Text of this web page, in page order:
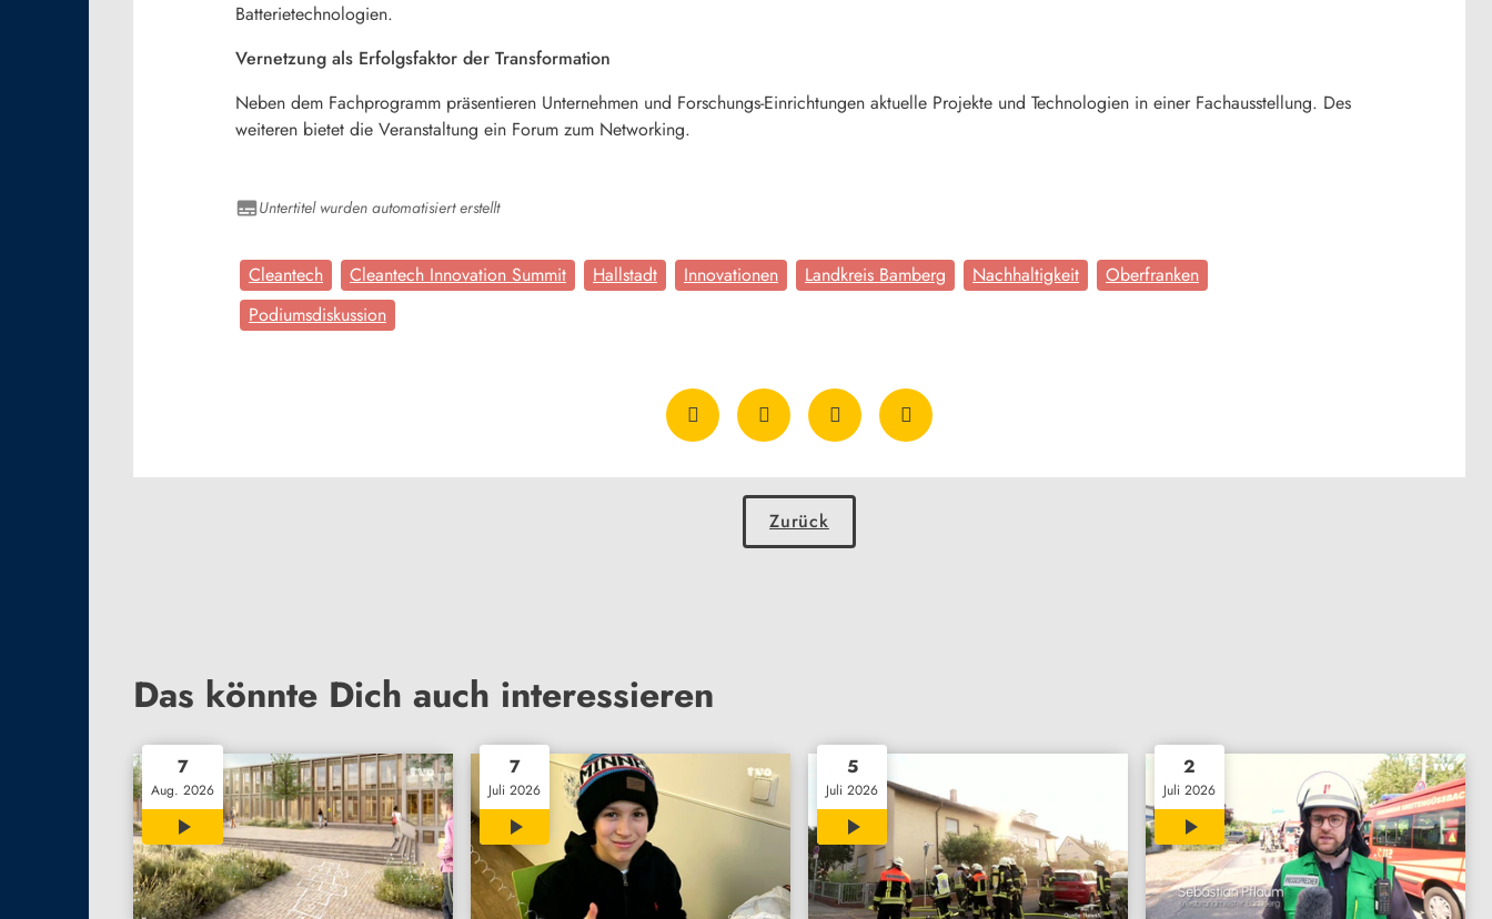
Batterietechnologien.
Vernetzung als Erfolgsfaktor der Transformation
Neben dem Fachprogramm präsentieren Unternehmen und Forschungs-Einrichtungen aktuelle Projekte und Technologien in einer Fachausstellung. Des
weiteren bietet die Veranstaltung ein Forum zum Networking.
Untertitel wurden automatisiert erstellt
Cleantech Cleantech Innovation Summit Hallstadt Innovationen Landkreis Bamberg Nachhaltigkeit
Oberfranken
Podiumsdiskussion
Zurück
Das könnte Dich auch interessieren
7
Aug. 2026
02:31
7
Juli 2026
03:41
5
Juli 2026
00:58
2
Juli 2026
01:14